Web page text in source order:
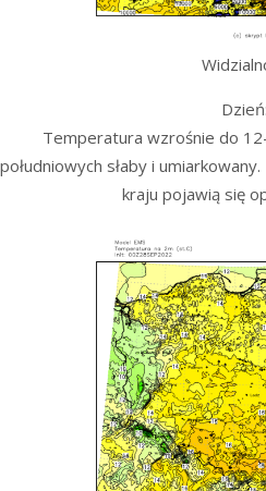
Dzień:
Temperatura wzrośnie do
południowych słaby i
kraju pojawią się